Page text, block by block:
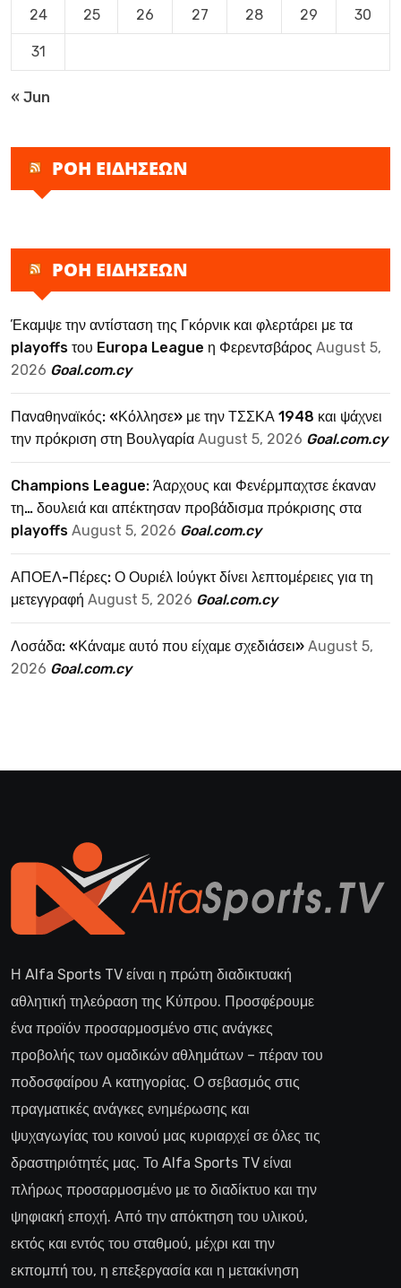
24 25 26 27 28 29 30
31
« Jun
ΡΟΗ ΕΙΔΗΣΕΩΝ
ΡΟΗ ΕΙΔΗΣΕΩΝ
Έκαμψε την αντίσταση της Γκόρνικ και φλερτάρει με τα
playoffs του Europa League η Φερεντσβάρος August 5,
2026 Goal.com.cy
Παναθηναϊκός: «Κόλλησε» με την ΤΣΣΚΑ 1948 και ψάχνει
την πρόκριση στη Βουλγαρία August 5, 2026 Goal.com.cy
Champions League: Άαρχους και Φενέρμπαχτσε έκαναν
τη… δουλειά και απέκτησαν προβάδισμα πρόκρισης στα
playoffs August 5, 2026 Goal.com.cy
ΑΠΟΕΛ-Πέρες: Ο Ουριέλ Ιούγκτ δίνει λεπτομέρειες για τη
μετεγγραφή August 5, 2026 Goal.com.cy
Λοσάδα: «Κάναμε αυτό που είχαμε σχεδιάσει» August 5,
2026 Goal.com.cy
Η Alfa Sports TV είναι η πρώτη διαδικτυακή
αθλητική τηλεόραση της Κύπρου. Προσφέρουμε
ένα προϊόν προσαρμοσμένο στις ανάγκες
προβολής των ομαδικών αθλημάτων – πέραν του
ποδοσφαίρου Α κατηγορίας. Ο σεβασμός στις
πραγματικές ανάγκες ενημέρωσης και
ψυχαγωγίας του κοινού μας κυριαρχεί σε όλες τις
δραστηριότητές μας. Το Alfa Sports TV είναι
πλήρως προσαρμοσμένο με το διαδίκτυο και την
ψηφιακή εποχή. Από την απόκτηση του υλικού,
εκτός και εντός του σταθμού, μέχρι και την
εκπομπή του, η επεξεργασία και η μετακίνηση